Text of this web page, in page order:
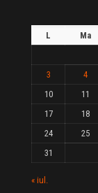
L Ma
3
4
10
11
17
18
24
25
31
« iul.